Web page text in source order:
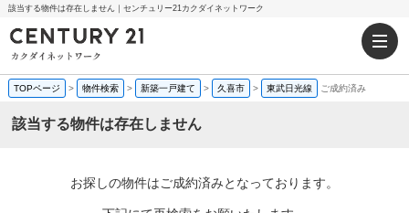
該当する物件は存在しません｜センチュリー21カクダイネットワーク
TOPページ > 物件検索 > 新築一戸建て > 久喜市 > 東武日光線 ご成約済み
該当する物件は存在しません
お探しの物件はご成約済みとなっております。